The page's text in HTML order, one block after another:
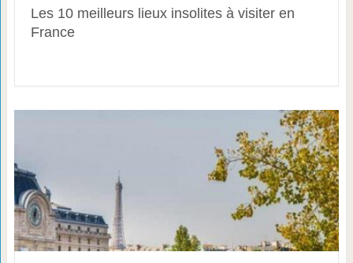
Les 10 meilleurs lieux insolites à visiter en
France